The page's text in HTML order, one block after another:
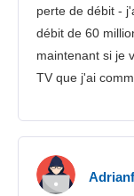
perte de débit -
débit de 60
maintenant si je
TV que j'ai